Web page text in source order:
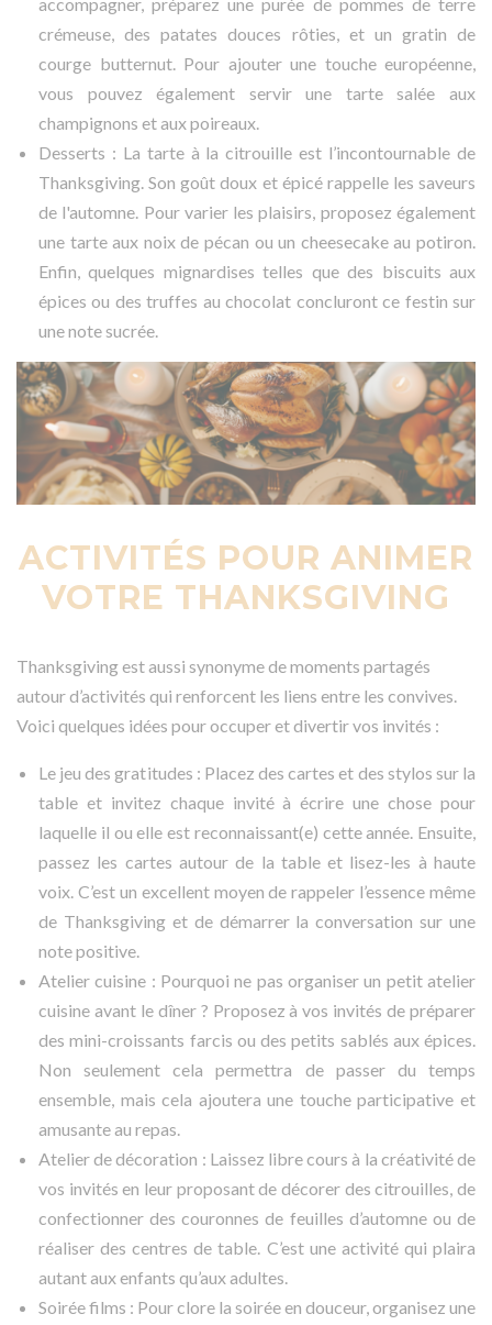
crémeuse, des patates douces rôties, et un gratin de
courge butternut. Pour ajouter une touche européenne,
vous pouvez également servir une tarte salée aux
champignons et aux poireaux.
Desserts : La tarte à la citrouille est l’incontournable de
Thanksgiving. Son goût doux et épicé rappelle les saveurs
de l'automne. Pour varier les plaisirs, proposez également
une tarte aux noix de pécan ou un cheesecake au potiron.
Enfin, quelques mignardises telles que des biscuits aux
épices ou des truffes au chocolat concluront ce festin sur
une note sucrée.
ACTIVITÉS POUR ANIMER
VOTRE THANKSGIVING
Thanksgiving est aussi synonyme de moments partagés
autour d’activités qui renforcent les liens entre les convives.
Voici quelques idées pour occuper et divertir vos invités :
Le jeu des gratitudes : Placez des cartes et des stylos sur la
table et invitez chaque invité à écrire une chose pour
laquelle il ou elle est reconnaissant(e) cette année. Ensuite,
passez les cartes autour de la table et lisez-les à haute
voix. C’est un excellent moyen de rappeler l’essence même
de Thanksgiving et de démarrer la conversation sur une
note positive.
Atelier cuisine : Pourquoi ne pas organiser un petit atelier
cuisine avant le dîner ? Proposez à vos invités de préparer
des mini-croissants farcis ou des petits sablés aux épices.
Non seulement cela permettra de passer du temps
ensemble, mais cela ajoutera une touche participative et
amusante au repas.
Atelier de décoration : Laissez libre cours à la créativité de
vos invités en leur proposant de décorer des citrouilles, de
confectionner des couronnes de feuilles d’automne ou de
réaliser des centres de table. C’est une activité qui plaira
autant aux enfants qu’aux adultes.
Soirée films : Pour clore la soirée en douceur, organisez une